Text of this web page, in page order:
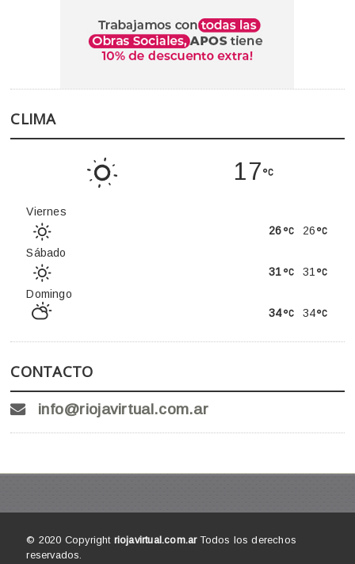
CLIMA
17
Viernes
26
26
Sábado
31
31
Domingo
34
34
CONTACTO
info@riojavirtual.com.ar
© 2020 Copyright riojavirtual.com.arTodos los derechos
reservados.